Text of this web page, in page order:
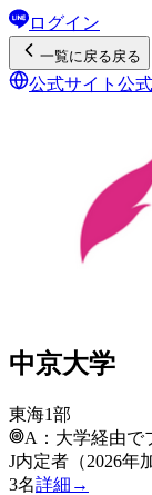
ログイン
一覧に戻る戻る
公式サイト 公式
中京大学
東海1部
A：大学経由で
J内定者（2026年
3名詳細→